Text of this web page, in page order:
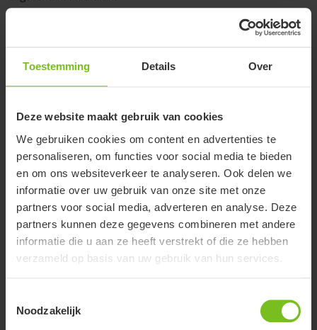
Toestemming Details Over
Deze website maakt gebruik van cookies
We gebruiken cookies om content en advertenties te
personaliseren, om functies voor social media te bieden
en om ons websiteverkeer te analyseren. Ook delen we
informatie over uw gebruik van onze site met onze
partners voor social media, adverteren en analyse. Deze
partners kunnen deze gegevens combineren met andere
informatie die u aan ze heeft verstrekt of die ze hebben
verzameld op basis van uw gebruik van hun services.
Noodzakelijk